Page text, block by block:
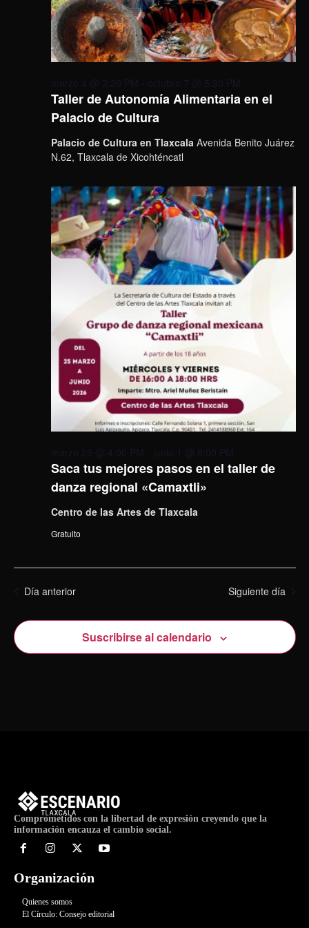
Taller de Autonomía Alimentaria en el
Palacio de Cultura
marzo 4 @ 3:30 PM - octubre 7 @ 5:30 PM
Palacio de Cultura en Tlaxcala Avenida Benito Juárez
N.62, Tlaxcala de Xicohténcatl
Saca tus mejores pasos en el taller de
danza regional «Camaxtli»
marzo 25 @ 4:00 PM - junio 1 @ 6:00 PM
Centro de las Artes de Tlaxcala
Gratuito
Día anterior Siguiente día
Suscribirse al calendario
Comprometidos con la libertad de expresión creyendo que la
información encauza el cambio social.
Organización
Quienes somos
El Círculo: Consejo editorial